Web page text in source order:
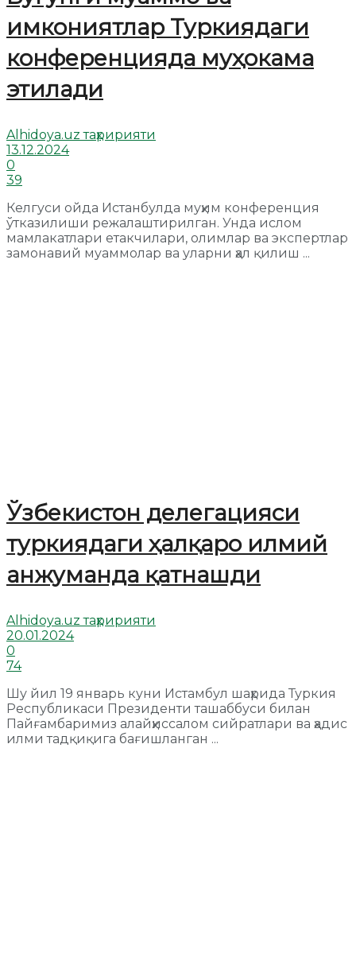
имкониятлар Туркиядаги
конференцияда муҳокама
этилади
Alhidoya.uz таҳририяти
13.12.2024
0
39
Келгуси ойда Истанбулда муҳим конференция
ўтказилиши режалаштирилган. Унда ислом
мамлакатлари етакчилари, олимлар ва экспертлар
замонавий муаммолар ва уларни ҳал қилиш ...
Ўзбекистон делегацияси
туркиядаги ҳалқаро илмий
анжуманда қатнашди
Alhidoya.uz таҳририяти
20.01.2024
0
74
Шу йил 19 январь куни Истамбул шаҳрида Туркия
Республикаси Президенти ташаббуси билан
Пайғамбаримиз алайҳиссалом сийратлари ва ҳадис
илми тадқиқига бағишланган ...